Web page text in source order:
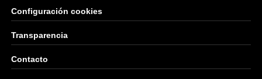
Configuración cookies
Transparencia
Contacto